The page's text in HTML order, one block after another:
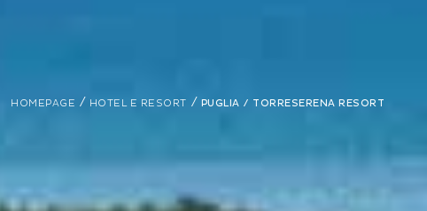
HOMEPAGE / HOTEL E RESORT / PUGLIA / TORRESERENA RESORT